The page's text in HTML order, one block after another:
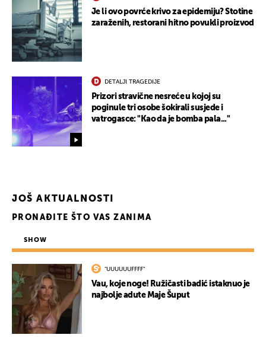
Je li ovo povrće krivo za epidemiju? Stotine
zaraženih, restorani hitno povukli proizvod
DETALJI TRAGEDIJE
Prizori stravične nesreće u kojoj su
poginule tri osobe šokirali susjede i
vatrogasce: "Kao da je bomba pala..."
JOŠ AKTUALNOSTI
PRONAĐITE ŠTO VAS ZANIMA
SHOW
"UUUUUUFFFF"
Vau, koje noge! Ružičasti badić istaknuo je
najbolje adute Maje Šuput